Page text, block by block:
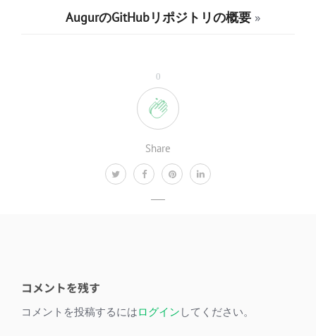
0
Share
AugurのGitHubリポジトリの概要 »
コメントを残す
コメントを投稿するにはログイン してください。